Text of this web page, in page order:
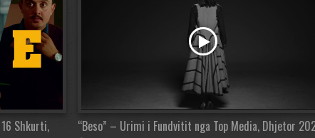
Shkurti,
“Beso” – Urimi i Fundvitit nga Top Media, Dhjetor